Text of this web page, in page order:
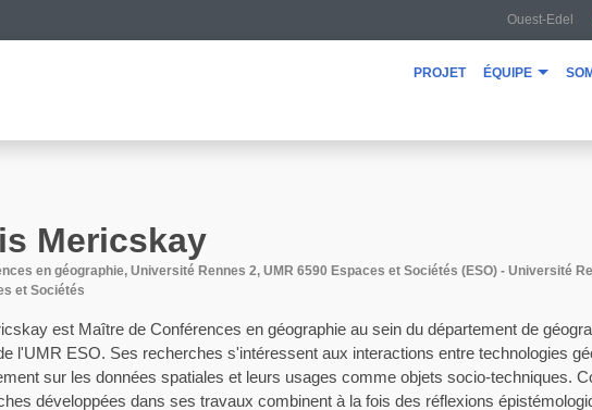
Ouest-Edel
projet équipe
Mericskay
en géographie, Université Rennes 2, UMR 6590 Espaces et Sociétés (ESO) - Université
et Sociétés
est Maître de Conférences en géographie au sein du département de
l'UMR ESO. Ses recherches s'intéressent aux interactions entre technologies
sur les données spatiales et leurs usages comme objets socio-techniques.
développées dans ses travaux combinent à la fois des réflexions